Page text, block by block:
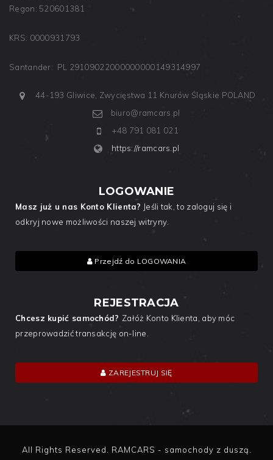
Regon: 520601381
KRS: 0000931793
Santander: PL 29109022000000000149314997
44-193 Gliwice, Zwycięstwa 11 Knurów Śląskie POLAND
biuro@ramcars.pl
+48 791 081 021
https://ramcars.pl
LOGOWANIE
Masz już u nas Konto Klienta? Jeśli tak, to zaloguj się i
odkryj nowe możliwości naszej witryny.
Przejdź do LOGOWANIA
REJESTRACJA
Chcesz kupić samochód? Załóż Konto Klienta, aby móc
przeprowadzić transakcję on-line.
ZAREJESTRUJ SIĘ
All Rights Reserved. RAMCARS - samochody z duszą.